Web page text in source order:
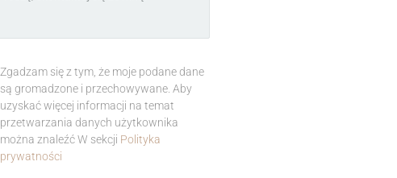
Zgadzam się z tym, że moje podane dane
są gromadzone i przechowywane. Aby
uzyskać więcej informacji na temat
przetwarzania danych użytkownika
można znaleźć W sekcji Polityka
prywatności